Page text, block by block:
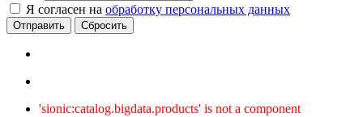
Я согласен на обработку персональных данных
Сбросить
'sionic:catalog.bigdata.products' is not a component